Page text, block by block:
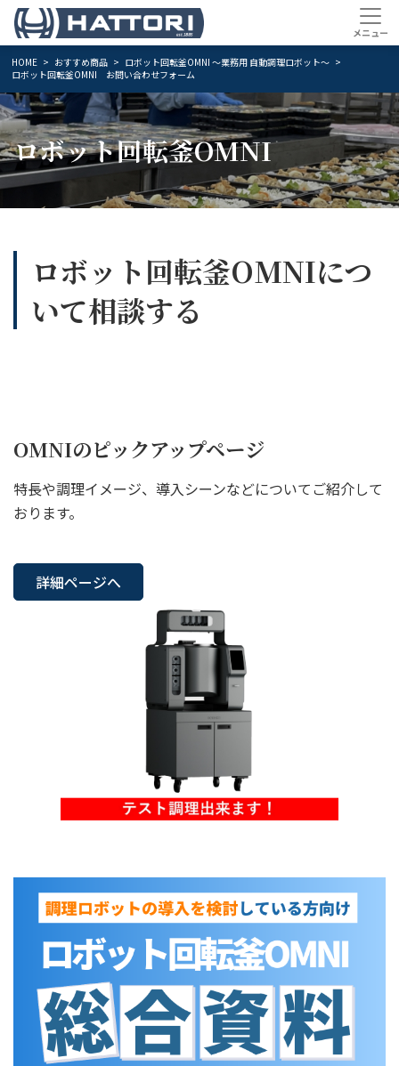
HOME おすすめ商品
ロボット回転釜OMNI ～業務用 自動調理ロボット～
ロボット回転釜OMNI お問い合わせフォーム
ロボット回転釜OMNI
ロボット回転釜OMNIにつ
いて相談する
OMNIのピックアップページ
特長や調理イメージ、導入シーンなどについてご紹介して
おります。
詳細ページへ